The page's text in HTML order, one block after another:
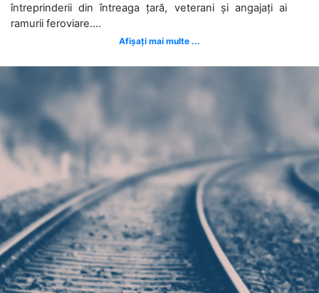
întreprinderii din întreaga țară, veterani și angajați ai
ramurii feroviare....
Afișați mai multe ...